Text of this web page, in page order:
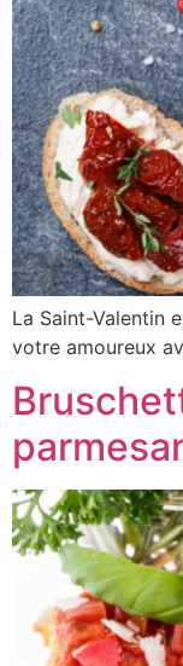
La Saint-Valentin
votre amoureux